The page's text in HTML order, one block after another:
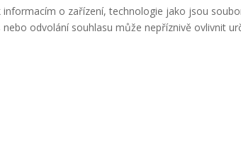
o zařízení, technologie jako jsou
odvolání souhlasu může nepříznivě ovlivnit